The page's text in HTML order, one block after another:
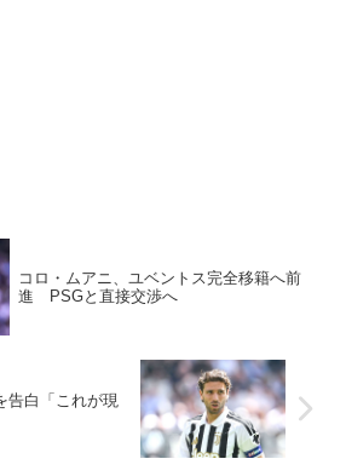
コロ・ムアニ、ユベントス完全移籍へ前
進 PSGと直接交渉へ
告白「これが現